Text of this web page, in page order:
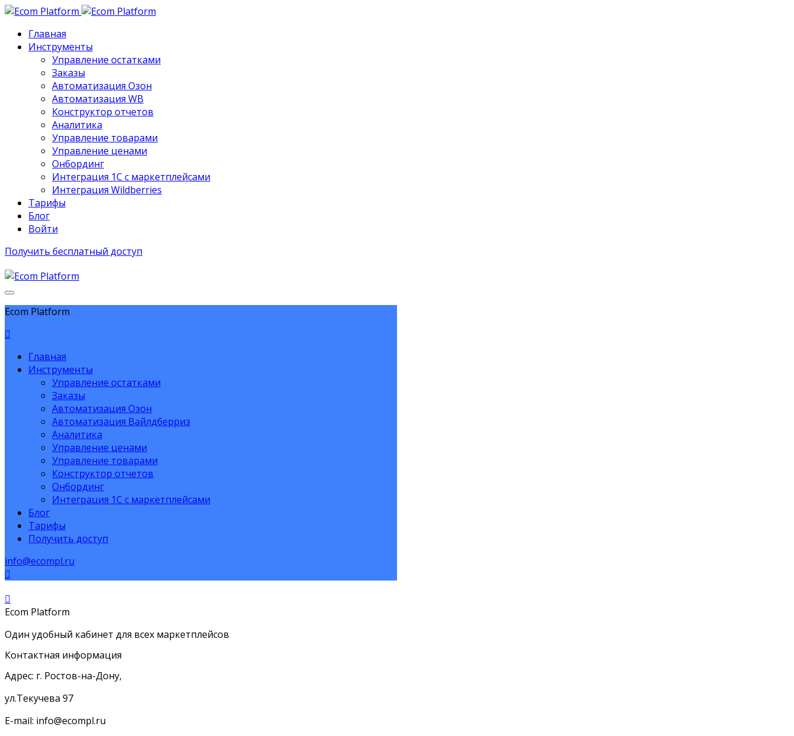
Главная
Инструменты
Управление остатками
Заказы
Автоматизация Озон
Автоматизация WB
Конструктор отчетов
Аналитика
Управление товарами
Управление ценами
Онбординг
Интеграция 1С с маркетплейсами
Интеграция Wildberries
Тарифы
Блог
Войти
Получить бесплатный доступ
Ecom Platform
Главная
Инструменты
Управление остатками
Заказы
Автоматизация Озон
Автоматизация Вайлдберриз
Аналитика
Управление ценами
Управление товарами
Конструктор отчетов
Онбординг
Интеграция 1С с маркетплейсами
Блог
Тарифы
Получить доступ
info@ecompl.ru
Ecom Platform
Один удобный кабинет для всех маркетплейсов
Контактная информация
Адрес: г. Ростов-на-Дону,
ул.Текучева 97
E-mail: info@ecompl.ru